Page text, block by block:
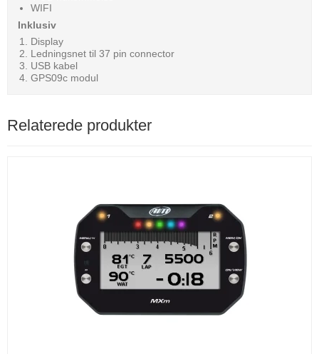
WIFI
Inklusiv
Display
Ledningsnet til 37 pin connector
USB kabel
GPS09c modul
Relaterede produkter